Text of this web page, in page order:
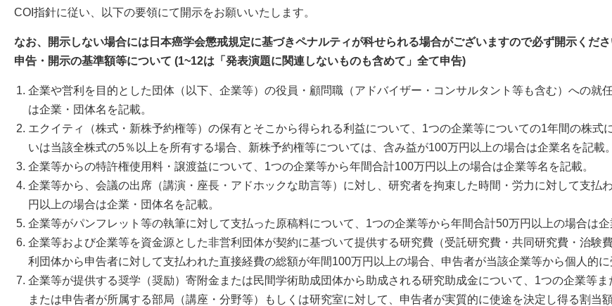
COI指針に従い、以下の要領にて開示をお願いいたします。
なお、開示しない場合には日本癌学会懲戒規定に基づきペナルティが科せられる場合がございますので必ず開示くださ
申告・開示の基準額等について (1~12は「発表演題に関連しないものも含めて」全て申告)
企業や営利を目的とした団体（以下、企業等）の役員・顧問職（アドバイザー・コンサルタント等も含む）への就
は企業・団体名を記載。
エクイティ（株式・新株予約権等）の保有とそこから得られる利益について、1つの企業等についての1年間の株
いは当該全株式の5％以上を所有する場合、新株予約権等については、含み益が100万円以上の場合は企業名を記載。
企業等からの特許権使用料・譲渡益について、1つの企業等から年間合計100万円以上の場合は企業等名を記載。
企業等から、会議の出席（講演・座長・アドホックな助言等）に対し、研究者を拘束した時間・労力に対して支
円以上の場合は企業・団体名を記載。
企業等がパンフレット等の執筆に対して支払った原稿料について、1つの企業等から年間合計50万円以上の場合は企
企業等および企業等を資金源とした非営利団体が契約に基づいて提供する研究費（受託研究費・共同研究費・治験
利団体から申告者に対して支払われた直接経費の総額が年間100万円以上の場合、申告者が当該企業等から個人的
企業等が提供する奨学（奨励）寄附金または民間学術助成団体から助成される研究助成金について、1つの企業等
または申告者が所属する部局（講座・分野等）もしくは研究室に対して、申告者が実質的に使途を決定し得る割当